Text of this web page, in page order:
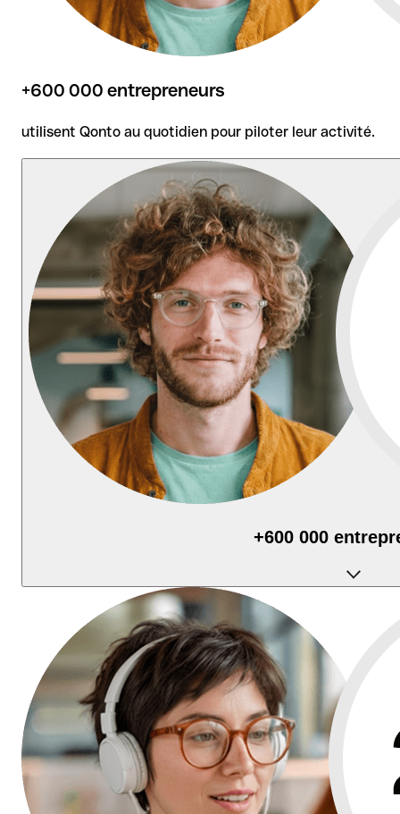
+600 000 entrepreneurs
utilisent Qonto au quotidien pour piloter leur activité.
+600 000
utilisent Qonto au quotidien pour piloter leur activité.